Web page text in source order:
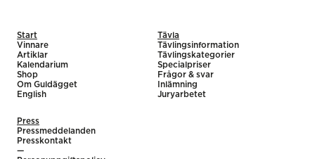
Start
Vinnare
Artiklar
Kalendarium
Shop
Om Guldägget
English
Tävla
Tävlingsinformation
Tävlingskategorier
Specialpriser
Frågor & svar
Inlämning
Juryarbetet
Press
Pressmeddelanden
Presskontakt
—